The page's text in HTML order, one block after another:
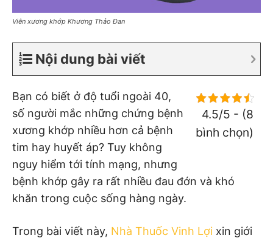
Viên xương khớp Khương Thảo Đan
Nội dung bài viết
4.5/5 - (8
bình chọn)
Bạn có biết ở độ tuổi ngoài 40,
số người mắc những chứng bệnh
xương khớp nhiều hơn cả bệnh
tim hay huyết áp? Tuy không
nguy hiểm tới tính mạng, nhưng
bệnh khớp gây ra rất nhiều đau đớn và khó
khăn trong cuộc sống hàng ngày.
Trong bài viết này, Nhà Thuốc Vinh Lợi xin giới